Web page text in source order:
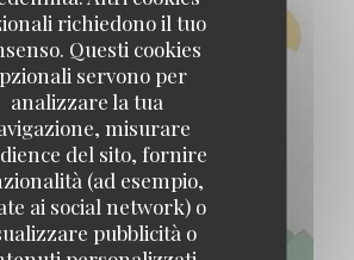
richiedono il tuo
Questi cookies
servono per
analizzare la tua
misurare
del sito, fornire
(ad esempio,
ai social network) o
pubblicità o